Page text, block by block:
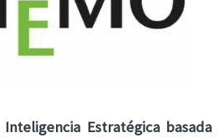
Inteligencia Estratégicabasada